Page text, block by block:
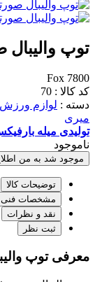
توپ والیبال
Fox 7800
کد کالا : 70
دسته : لوازم
میری
تولیدی میله
ناموجود
موجود شد به من
توضیحات کالا
مشخصات فنی
نقد و نظرات
ثبت نظر
معرفی توپ والیبال